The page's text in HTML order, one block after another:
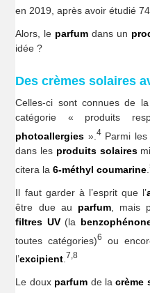
en 2019, après avoir étudié
Alors, le parfum dans un
idée ?
Des crèmes solaires
Celles-ci sont connues de
catégorie « produits
photoallergies ». 4Parmi les
dans les produits solaires
citera la6-méthyl coumarine .
Il faut garder à l’esprit que l’
être due au parfum, mais
filtres UV(la
toutes catégories)6
ou
l’excipient 7,8
Le doux parfum de lacrème